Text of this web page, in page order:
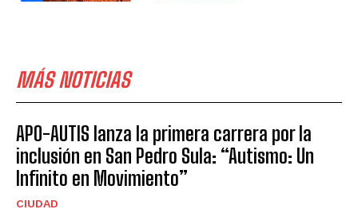
MÁS NOTICIAS
APO-AUTIS lanza la primera carrera por la
inclusión en San Pedro Sula: “Autismo: Un
Infinito en Movimiento”
CIUDAD